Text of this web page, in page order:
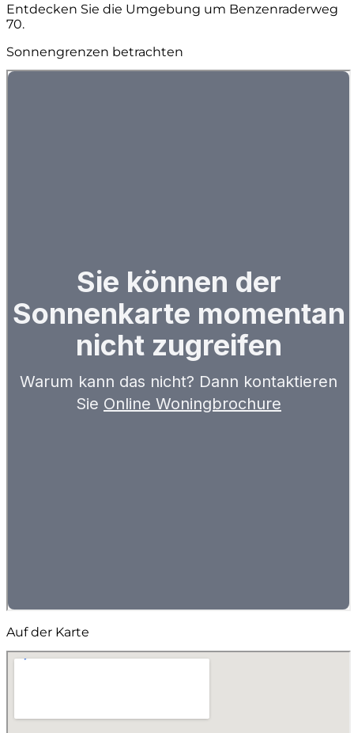
Entdecken Sie die Umgebung um Benzenraderweg
70.
Sonnengrenzen betrachten
Auf der Karte